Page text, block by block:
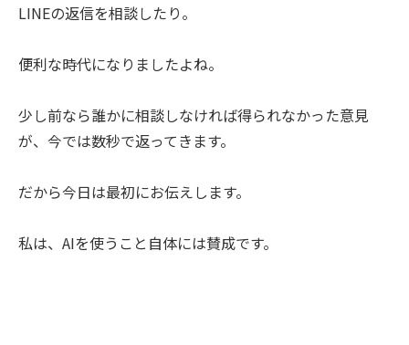
LINEの返信を相談したり。
便利な時代になりましたよね。
少し前なら誰かに相談しなければ得られなかった意見
が、今では数秒で返ってきます。
だから今日は最初にお伝えします。
私は、AIを使うこと自体には賛成です。